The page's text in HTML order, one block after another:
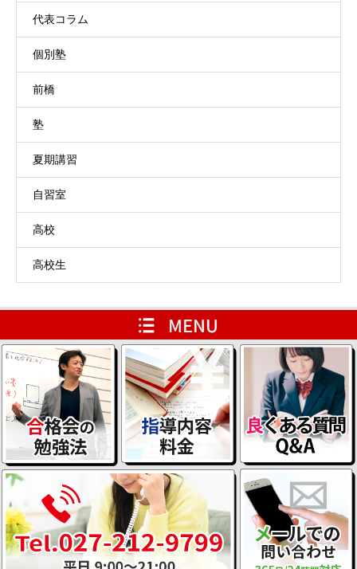
代表コラム
個別塾
前橋
塾
夏期講習
自習室
高校
高校生
HOME レベルアップ用ページ
会員専用ページ ブログ一覧ページ
代表たすけてメール 説明会情報
よくある質問 Q&A お問い合わせ